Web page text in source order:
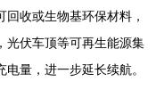
收或生物基环保材料，
光伏车顶等可再生能源集
量，进一步延长续航。